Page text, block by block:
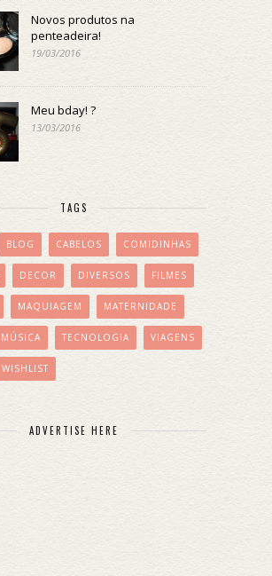
Novos produtos na
penteadeira!
19/03/2016
Meu bday! ?
13/03/2016
TAGS
BLOG CABELOS COMIDINHAS
DECOR DIVERSOS FILMES
MAQUIAGEM MATERNIDADE
MÚSICA TECNOLOGIA VIAGENS
WISHLIST
ADVERTISE HERE